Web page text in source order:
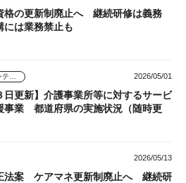
格の更新制廃止へ 継続研修は義務
には業務禁止も
2026/05/01
日更新】介護事業所等に対するサービ
事業 都道府県の実施状況（随時更
2026/05/13
法案 ケアマネ更新制廃止へ 継続研